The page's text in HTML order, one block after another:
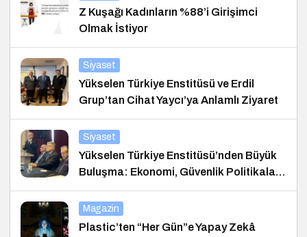
Z Kuşağı Kadınların %88’i Girişimci
Olmak İstiyor
Siyaset
Yükselen Türkiye Enstitüsü ve Erdil
Grup’tan Cihat Yaycı’ya Anlamlı Ziyaret
Siyaset
Yükselen Türkiye Enstitüsü’nden Büyük
Buluşma: Ekonomi, Güvenlik Politikaları
ve Hukuk Konferansı
Magazin
Plastic’ten “Her Gün”e Yapay Zekâ